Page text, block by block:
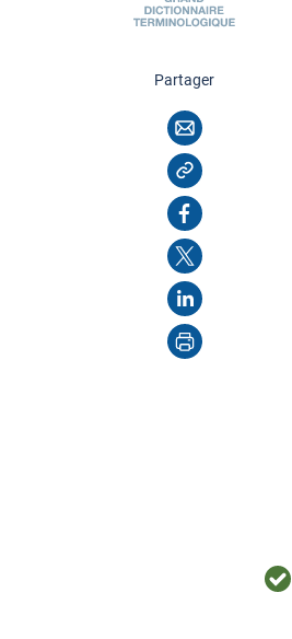
Partagercette page
Courriel
Copier l'adresse
Facebook
X
LinkedIn
Imprimer